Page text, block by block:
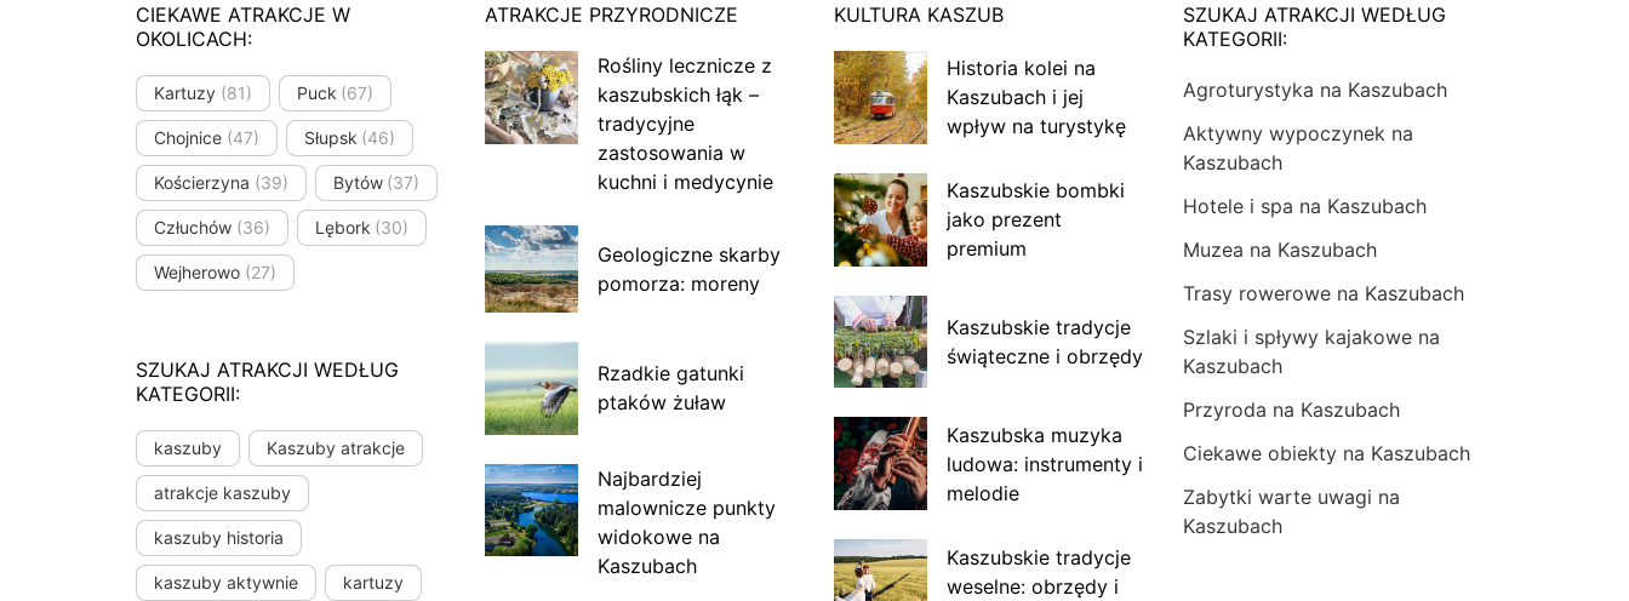
CIEKAWE ATRAKCJE W
OKOLICACH:
Kartuzy (81) Puck (67)
Chojnice (47) Słupsk (46)
Kościerzyna (39) Bytów (37)
Człuchów (36) Lębork (30)
Wejherowo (27)
SZUKAJ ATRAKCJI WEDŁUG
KATEGORII:
kaszuby Kaszuby atrakcje
atrakcje kaszuby
kaszuby historia
kaszuby aktywnie kartuzy
ATRAKCJE PRZYRODNICZE
Rośliny lecznicze z
kaszubskich łąk –
tradycyjne
zastosowania w
kuchni i medycynie
Geologiczne skarby
pomorza: moreny
Rzadkie gatunki
ptaków żuław
Najbardziej
malownicze punkty
widokowe na
Kaszubach
KULTURA KASZUB
Historia kolei na
Kaszubach i jej
wpływ na turystykę
Kaszubskie bombki
jako prezent
premium
Kaszubskie tradycje
świąteczne i obrzędy
Kaszubska muzyka
ludowa: instrumenty i
melodie
Kaszubskie tradycje
weselne: obrzędy i
SZUKAJ ATRAKCJI WEDŁUG
KATEGORII:
Agroturystyka na Kaszubach
Aktywny wypoczynek na
Kaszubach
Hotele i spa na Kaszubach
Muzea na Kaszubach
Trasy rowerowe na Kaszubach
Szlaki i spływy kajakowe na
Kaszubach
Przyroda na Kaszubach
Ciekawe obiekty na Kaszubach
Zabytki warte uwagi na
Kaszubach